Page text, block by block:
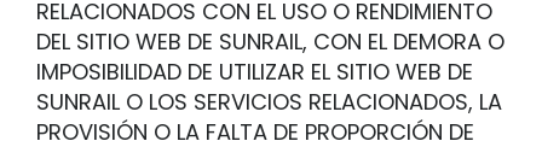
RELACIONADOS CON EL USO O RENDIMIENTO
DEL SITIO WEB DE SUNRAIL, CON EL DEMORA O
IMPOSIBILIDAD DE UTILIZAR EL SITIO WEB DE
SUNRAIL O LOS SERVICIOS RELACIONADOS, LA
PROVISIÓN O LA FALTA DE PROPORCIÓN DE